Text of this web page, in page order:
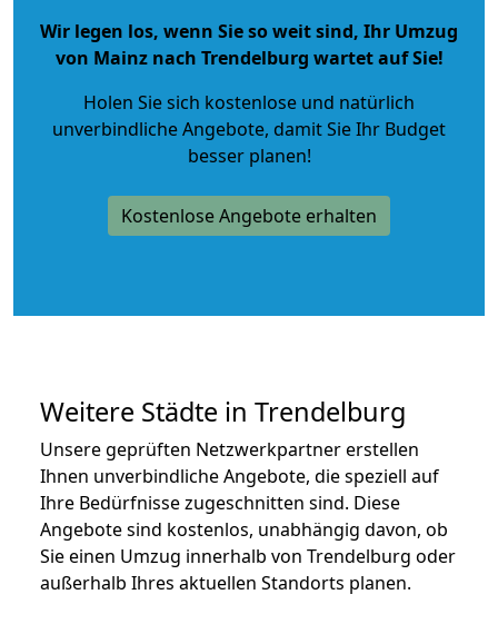
Wir legen los, wenn Sie so weit sind, Ihr Umzug
von Mainz nach Trendelburg wartet auf Sie!
Holen Sie sich kostenlose und natürlich
unverbindliche Angebote, damit Sie Ihr Budget
besser planen!
Kostenlose Angebote erhalten
Weitere Städte in Trendelburg
Unsere geprüften Netzwerkpartner erstellen
Ihnen unverbindliche Angebote, die speziell auf
Ihre Bedürfnisse zugeschnitten sind. Diese
Angebote sind kostenlos, unabhängig davon, ob
Sie einen Umzug innerhalb von Trendelburg oder
außerhalb Ihres aktuellen Standorts planen.